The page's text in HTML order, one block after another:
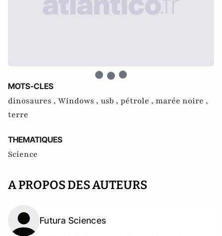
MOTS-CLES
dinosaures , Windows , usb , pétrole , marée noire ,
terre
THEMATIQUES
Science
A PROPOS DES AUTEURS
Futura Sciences